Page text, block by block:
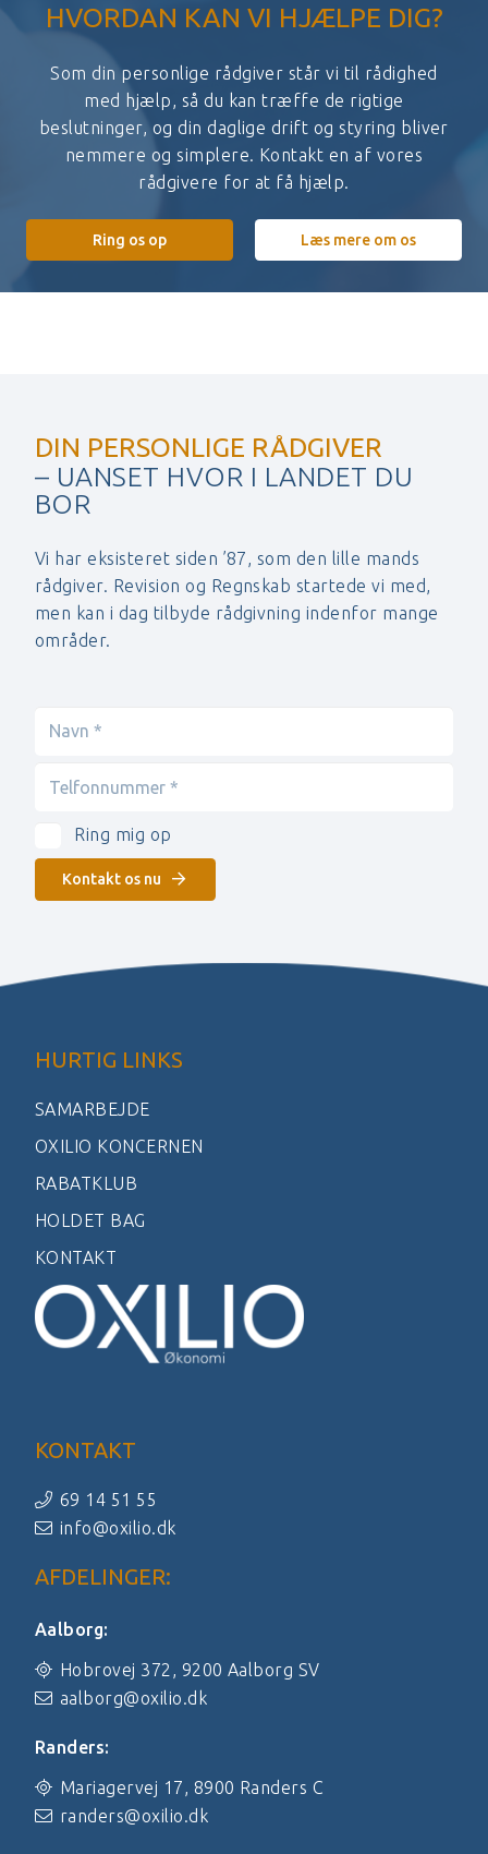
HVORDAN KAN VI HJÆLPE DIG?
Som din personlige rådgiver står vi til rådighed
med hjælp, så du kan træffe de rigtige
beslutninger, og din daglige drift og styring bliver
nemmere og simplere. Kontakt en af vores
rådgivere for at få hjælp.
Ring os op Læs mere om os
DIN PERSONLIGE RÅDGIVER
– UANSET HVOR I LANDET DU
BOR
Vi har eksisteret siden ’87, som den lille mands
rådgiver. Revision og Regnskab startede vi med,
men kan i dag tilbyde rådgivning indenfor mange
områder.
Ring mig op
Kontakt os nu
HURTIG LINKS
SAMARBEJDE
OXILIO KONCERNEN
RABATKLUB
HOLDET BAG
KONTAKT
KONTAKT
69 14 51 55
info@oxilio.dk
AFDELINGER:
Aalborg:
Hobrovej 372, 9200 Aalborg SV
aalborg@oxilio.dk
Randers:
Mariagervej 17, 8900 Randers C
randers@oxilio.dk